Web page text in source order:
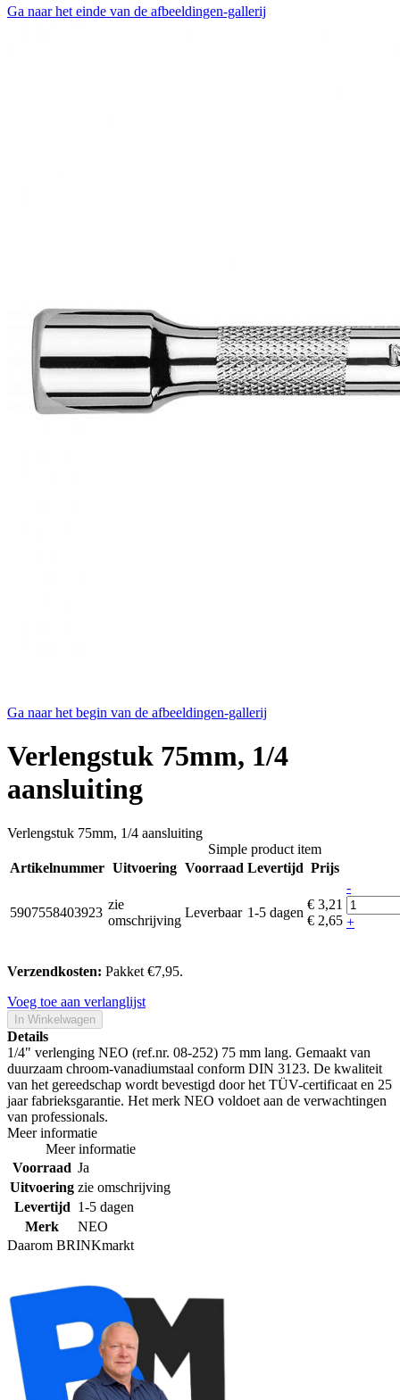
Ga naar het einde van de afbeeldingen-gallerij
Ga naar het begin van de afbeeldingen-gallerij
Verlengstuk 75mm, 1/4
aansluiting
Verlengstuk 75mm, 1/4 aansluiting
Simple product item
Artikelnummer Uitvoering Voorraad Levertijd Prijs
5907558403923
zie
omschrijving
Leverbaar 1-5 dagen
€ 3,21
€ 2,65
-
+
Verzendkosten: Pakket €7,95.
Voeg toe aan verlanglijst
In Winkelwagen
Details
1/4" verlenging NEO (ref.nr. 08-252) 75 mm lang. Gemaakt van
duurzaam chroom-vanadiumstaal conform DIN 3123. De kwaliteit
van het gereedschap wordt bevestigd door het TÜV-certificaat en 25
jaar fabrieksgarantie. Het merk NEO voldoet aan de verwachtingen
van professionals.
Meer informatie
Meer informatie
Voorraad Ja
Uitvoering zie omschrijving
Levertijd 1-5 dagen
Merk
NEO
Daarom BRINKmarkt